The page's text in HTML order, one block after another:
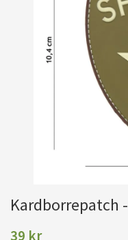
Kardborrepatch
39 kr